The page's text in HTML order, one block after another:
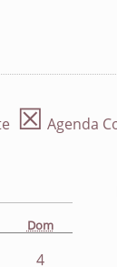
☒ Agenda
Dom
4